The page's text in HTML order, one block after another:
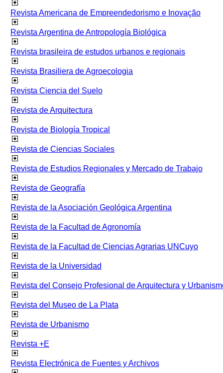
Revista Americana de Empreendedorismo e Inovação
Revista Argentina de Antropología Biológica
Revista brasileira de estudos urbanos e regionais
Revista Brasiliera de Agroecologia
Revista Ciencia del Suelo
Revista de Arquitectura
Revista de Biología Tropical
Revista de Ciencias Sociales
Revista de Estudios Regionales y Mercado de Trabajo
Revista de Geografía
Revista de la Asociación Geológica Argentina
Revista de la Facultad de Agronomía
Revista de la Facultad de Ciencias Agrarias UNCuyo
Revista de la Universidad
Revista del Consejo Profesional de Arquitectura y
Revista del Museo de La Plata
Revista de Urbanismo
Revista +E
Revista Electrónica de Fuentes y Archivos